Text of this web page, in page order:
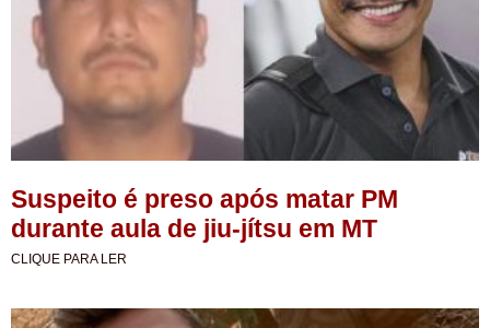
Suspeito é preso após matar PM
durante aula de jiu-jítsu em MT
CLIQUE PARA LER